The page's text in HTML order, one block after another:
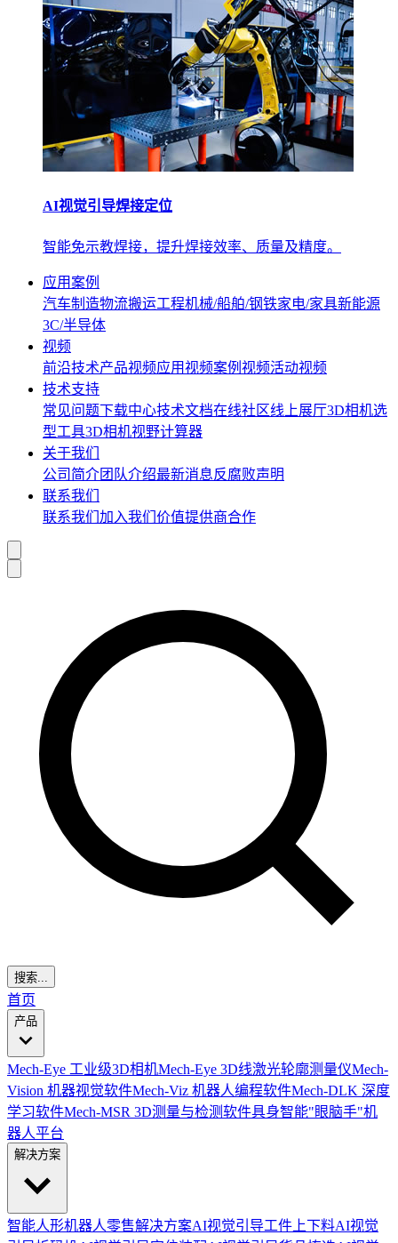
AI视觉引导焊接定位
智能免示教焊接，提升焊接效率、质量及精度。
应用案例
汽车制造物流搬运工程机械/船舶/钢铁家电/家具新能源
3C/半导体
视频
前沿技术产品视频应用视频案例视频活动视频
技术支持
常见问题下载中心技术文档在线社区线上展厅3D相机选
型工具3D相机视野计算器
关于我们
公司简介团队介绍最新消息反腐败声明
联系我们
联系我们 加入我们 价值提供商合作
搜索...
首页
产品
Mech-Eye 工业级3D相机Mech-Eye 3D线激光轮廓测量仪Mech-
Vision 机器视觉软件Mech-Viz 机器人编程软件Mech-DLK 深度
学习软件Mech-MSR 3D测量与检测软件具身智能"眼脑手"机
器人平台
解决方案
智能人形机器人零售解决方案AI视觉引导工件上下料AI视觉